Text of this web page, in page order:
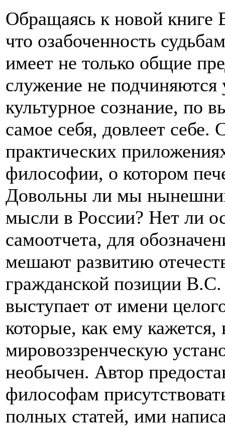
Обращаясь к новой книге
что озабоченность
имеет не только общие
служение не
культурное сознание, по
самое себя, довлеет
практических
философии, о котором
Довольны ли мы
мысли в России? Нет ли
самоотчета, для
мешают развитию
гражданской позиции
выступает от имени
которые, как ему
мировоззренческую
необычен. Автор
философам
полных статей, ими